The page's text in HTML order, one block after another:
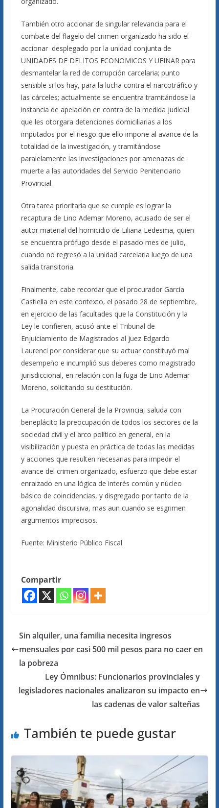
También otro accionar de singular relevancia para el
combate del flagelo del crimen organizado ha sido el
accionar desplegado por la unidad conjunta de
UNIDADES DE DELITOS ECONOMICOS Y UFINAR para
desmantelar la red de corrupción carcelaria; punto
sensible si los hay, para la lucha contra el narcotráfico y
las cárceles; actualmente se encuentra tramitándose la
instancia de apelación en contra de la medida judicial
que les otorgara detenciones domiciliarias a los
imputados por el riesgo que ello impone al avance de la
totalidad de la investigación, y tramitándose
paralelamente las investigaciones por amenazas de
muerte a las autoridades del Servicio Penitenciario
Provincial.
Otra tarea prioritaria que se cumple es lograr la
recaptura de Lino Ademar Moreno, acusado de ser el
autor material del homicidio de Liliana Ledesma, quien
se encuentra prófugo desde el pasado mes de julio,
cuando no regresó a la unidad carcelaria luego de una
salida transitoria.
Finalmente, cabe recordar que el procurador García
Castiella en este contexto, el pasado 28 de septiembre,
en ejercicio de las facultades que la Constitución y la
Ley le confieren, acusó ante el Tribunal de
Enjuiciamiento de Magistrados al juez Edgardo
Laurenci por considerar que su actuar constituyó mal
desempeño e incumplió sus deberes como magistrado
jurisdiccional, en relación con la fuga de Lino Ademar
Moreno, solicitando su destitución.
La Procuración General de la Provincia, saluda con
beneplácito la preocupación de todos los sectores de la
sociedad civil y el arco político en general, en la
visibilización y puesta en práctica de todas las medidas
y acciones que resulten necesarias para impedir el
avance del crimen organizado, esfuerzo que debe estar
enraizado en una lógica de interés común y núcleo
básico de coincidencias, y disgregado por tanto de la
agonalidad discursiva, mas aun cuando se esgrimen
argumentos imprecisos.
Fuente: Ministerio Público Fiscal
Compartir
Sin alquiler, una familia necesita ingresos
mensuales por casi 500 mil pesos para no caer en
la pobreza
Ley Ómnibus: Funcionarios provinciales y
legisladores nacionales analizaron su impacto en
las cadenas de valor salteñas
También te puede gustar